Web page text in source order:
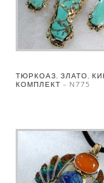
ТЮРКОАЗ, ЗЛАТО,
КОМПЛЕКТ – N775